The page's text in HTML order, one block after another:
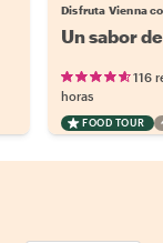
Disfruta Vienna
Un sabor
116
horas
FOOD TOUR